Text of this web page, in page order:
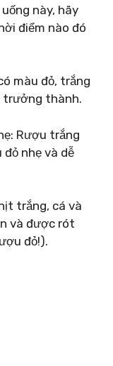
này, hãy
điểm nào đó
màu đỏ, trắng
trưởng thành.
Rượu trắng
nhẹ và dễ
trắng, cá và
và được rót
đỏ!).